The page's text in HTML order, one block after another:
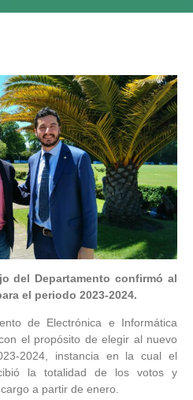
del Departamento confirmó al
el periodo 2023-2024.
de Electrónica e Informática
el propósito de elegir al nuevo
2024, instancia en la cual el
la totalidad de los votos y
a partir de enero.